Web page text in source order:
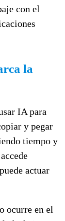
con el
la
IA para
y pegar
tiempo y
actuar
ocurre en el